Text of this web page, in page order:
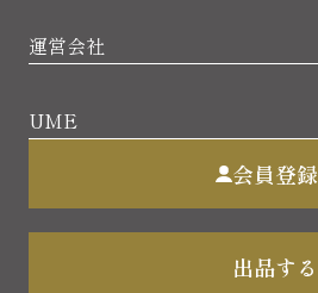
運営会社
UME
会員登録
出品する